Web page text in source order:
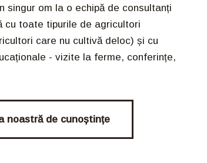
singur om la o echipă de consultanți
cu toate tipurile de agricultori
care nu cultivă deloc) și cu
- vizite la ferme, conferințe,
noastră de cunoștințe